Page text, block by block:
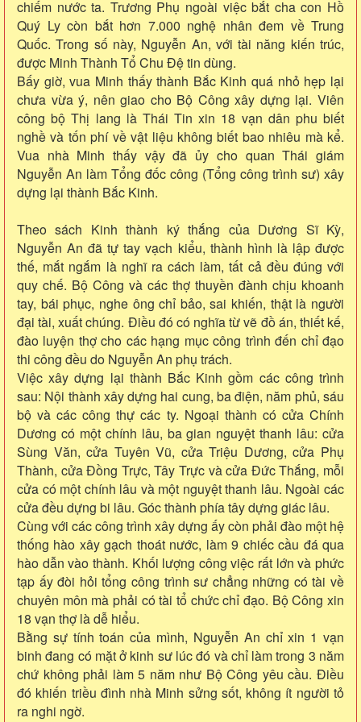
chiếm nước ta. Trương Phụ ngoài việc bắt cha con Hồ
Quý Ly còn bắt hơn 7.000 nghệ nhân đem về Trung
Quốc. Trong số này, Nguyễn An, với tài năng kiến trúc,
được Minh Thành Tổ Chu Đệ tin dùng.
Bấy giờ, vua Minh thấy thành Bắc Kinh quá nhỏ hẹp lại
chưa vừa ý, nên giao cho Bộ Công xây dựng lại. Viên
công bộ Thị lang là Thái Tin xin 18 vạn dân phu biết
nghề và tốn phí về vật liệu không biết bao nhiêu mà kể.
Vua nhà Minh thấy vậy đã ủy cho quan Thái giám
Nguyễn An làm Tổng đốc công (Tổng công trình sư) xây
dựng lại thành Bắc Kinh.
Theo sách Kinh thành ký thắng của Dương Sĩ Kỳ,
Nguyễn An đã tự tay vạch kiểu, thành hình là lập được
thế, mắt ngắm là nghĩ ra cách làm, tất cả đều đúng với
quy chế. Bộ Công và các thợ thuyền đành chịu khoanh
tay, bái phục, nghe ông chỉ bảo, sai khiến, thật là người
đại tài, xuất chúng. Điều đó có nghĩa từ vẽ đồ án, thiết kế,
đào luyện thợ cho các hạng mục công trình đến chỉ đạo
thi công đều do Nguyễn An phụ trách.
Việc xây dựng lại thành Bắc Kinh gồm các công trình
sau: Nội thành xây dựng hai cung, ba điện, năm phủ, sáu
bộ và các công thự các ty. Ngoại thành có cửa Chính
Dương có một chính lâu, ba gian nguyệt thanh lâu: cửa
Sùng Văn, cửa Tuyên Vũ, cửa Triệu Dương, cửa Phụ
Thành, cửa Đồng Trực, Tây Trực và cửa Đức Thắng, mỗi
cửa có một chính lâu và một nguyệt thanh lâu. Ngoài các
cửa đều dựng bi lâu. Góc thành phía tây dựng giác lâu.
Cùng với các công trình xây dựng ấy còn phải đào một hệ
thống hào xây gạch thoát nước, làm 9 chiếc cầu đá qua
hào dẫn vào thành. Khối lượng công việc rất lớn và phức
tạp ấy đòi hỏi tổng công trình sư chẳng những có tài về
chuyên môn mà phải có tài tổ chức chỉ đạo. Bộ Công xin
18 vạn thợ là dễ hiểu.
Bằng sự tính toán của mình, Nguyễn An chỉ xin 1 vạn
binh đang có mặt ở kinh sư lúc đó và chỉ làm trong 3 năm
chứ không phải làm 5 năm như Bộ Công yêu cầu. Điều
đó khiến triều đình nhà Minh sửng sốt, không ít người tỏ
ra nghi ngờ.